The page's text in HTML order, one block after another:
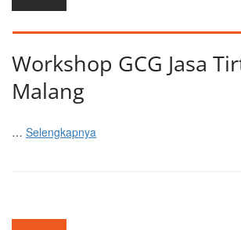
Workshop GCG Jasa
Malang
… Selengkapnya